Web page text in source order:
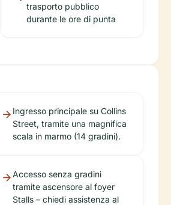
trasporto pubblico
durante le ore di punta
Ingresso principale su Collins
Street, tramite una magnifica
scala in marmo (14 gradini).
Accesso senza gradini
tramite ascensore al foyer
Stalls – chiedi assistenza al